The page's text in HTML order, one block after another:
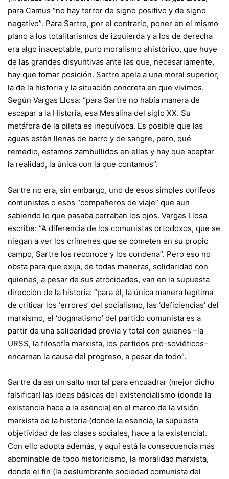
para Camus “no hay terror de signo positivo y de signo
negativo”. Para Sartre, por el contrario, poner en el mismo
plano a los totalitarismos de izquierda y a los de derecha
era algo inaceptable, puro moralismo ahistórico, que huye
de las grandes disyuntivas ante las que, necesariamente,
hay que tomar posición. Sartre apela a una moral superior,
la de la historia y la situación concreta en que vivimos.
Según Vargas Llosa: “para Sartre no había manera de
escapar a la Historia, esa Mesalina del siglo XX. Su
metáfora de la pileta es inequívoca. Es posible que las
aguas estén llenas de barro y de sangre, pero, qué
remedio, estamos zambullidos en ellas y hay que aceptar
la realidad, la única con la que contamos”.
Sartre no era, sin embargo, uno de esos simples corifeos
comunistas o esos “compañeros de viaje” que aun
sabiendo lo que pasaba cerraban los ojos. Vargas Llosa
escribe: “A diferencia de los comunistas ortodoxos, que se
niegan a ver los crímenes que se cometen en su propio
campo, Sartre los reconoce y los condena”. Pero eso no
obsta para que exija, de todas maneras, solidaridad con
quienes, a pesar de sus atrocidades, van en la supuesta
dirección de la historia: “para él, la única manera legítima
de criticar los ‘errores’ del socialismo, las ‘deficiencias’ del
marxismo, el ‘dogmatismo’ del partido comunista es a
partir de una solidaridad previa y total con quienes –la
URSS, la filosofía marxista, los partidos pro-soviéticos–
encarnan la causa del progreso, a pesar de todo”.
Sartre da así un salto mortal para encuadrar (mejor dicho
falsificar) las ideas básicas del existencialismo (donde la
existencia hace a la esencia) en el marco de la visión
marxista de la historia (donde la esencia, la supuesta
objetividad de las clases sociales, hace a la existencia).
Con ello adopta además, y aquí está la consecuencia más
abominable de todo historicismo, la moralidad marxista,
donde el fin (la deslumbrante sociedad comunista del